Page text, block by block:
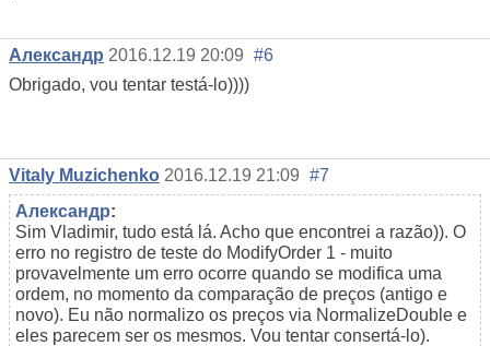
Александр 2016.12.19 20:09 #6
Obrigado, vou tentar testá-lo))))
Vitaly Muzichenko 2016.12.19 21:09 #7
Александр:
Sim Vladimir, tudo está lá. Acho que encontrei a razão)). O
erro no registro de teste do ModifyOrder 1 - muito
provavelmente um erro ocorre quando se modifica uma
ordem, no momento da comparação de preços (antigo e
novo). Eu não normalizo os preços via NormalizeDouble e
eles parecem ser os mesmos. Vou tentar consertá-lo).